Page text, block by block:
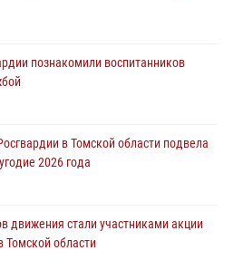
тысяч рублей
знака Росгвардии (видео)
познакомили воспитанников
в Томской области подвела
2026 года
движения стали участниками акции
Томской области